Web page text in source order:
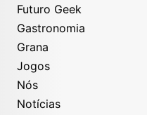
Futuro Geek
Gastronomia
Grana
Jogos
Nós
Notícias